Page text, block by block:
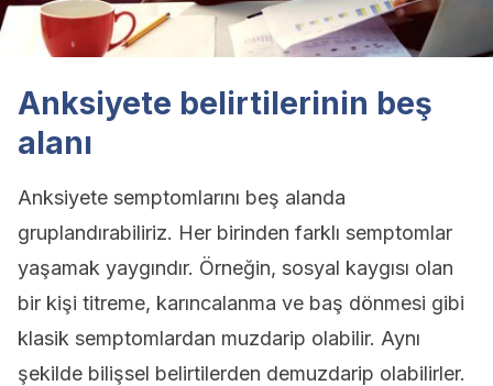
Anksiyete belirtilerinin beş
alanı
Anksiyete semptomlarını beş alanda
gruplandırabiliriz. Her birinden farklı semptomlar
yaşamak yaygındır. Örneğin, sosyal kaygısı olan
bir kişi titreme, karıncalanma ve baş dönmesi gibi
klasik semptomlardan muzdarip olabilir. Aynı
şekilde bilişsel belirtilerden demuzdarip olabilirler.